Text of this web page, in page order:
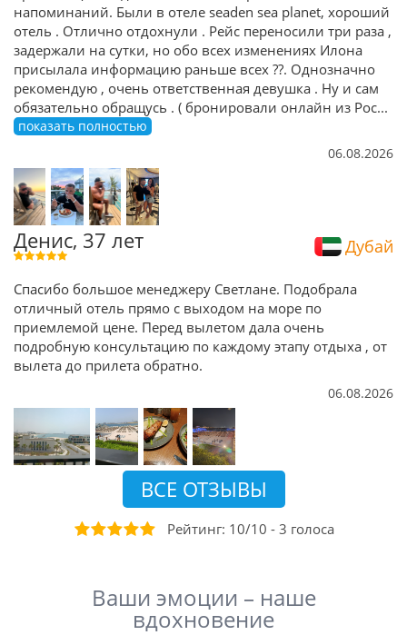
напоминаний. Были в отеле seaden sea planet, хороший
отель . Отлично отдохнули . Рейс переносили три раза ,
задержали на сутки, но обо всех изменениях Илона
присылала информацию раньше всех ??. Однозначно
рекомендую , очень ответственная девушка . Ну и сам
обязательно обращусь . ( бронировали онлайн из Рос...
показать полностью
06.08.2026
Денис, 37 лет Дубай
Спасибо большое менеджеру Светлане. Подобрала
отличный отель прямо с выходом на море по
приемлемой цене. Перед вылетом дала очень
подробную консультацию по каждому этапу отдыха , от
вылета до прилета обратно.
06.08.2026
ВСЕ ОТЗЫВЫ
Рейтинг: 10/10 - 3 голоса
Ваши эмоции – наше
вдохновение